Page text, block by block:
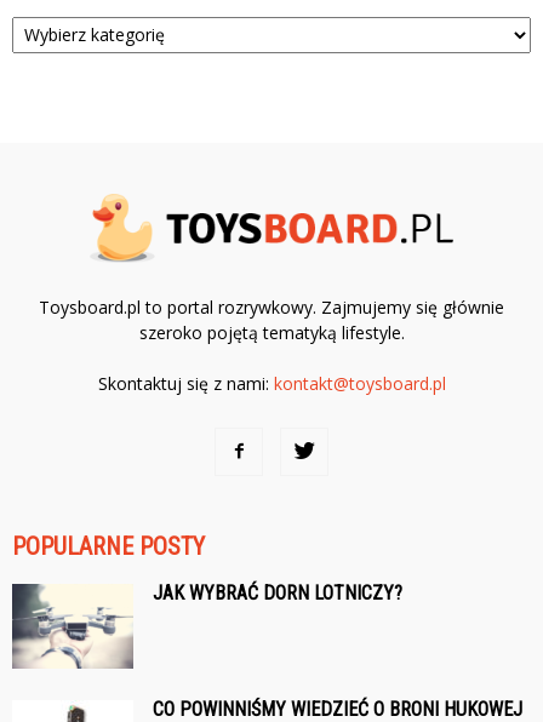
Kategorie
Toysboard.pl to portal rozrywkowy. Zajmujemy się głównie
szeroko pojętą tematyką lifestyle.
Skontaktuj się z nami: kontakt@toysboard.pl
POPULARNE POSTY
JAK WYBRAĆ DORN LOTNICZY?
CO POWINNIŚMY WIEDZIEĆ O BRONI HUKOWEJ